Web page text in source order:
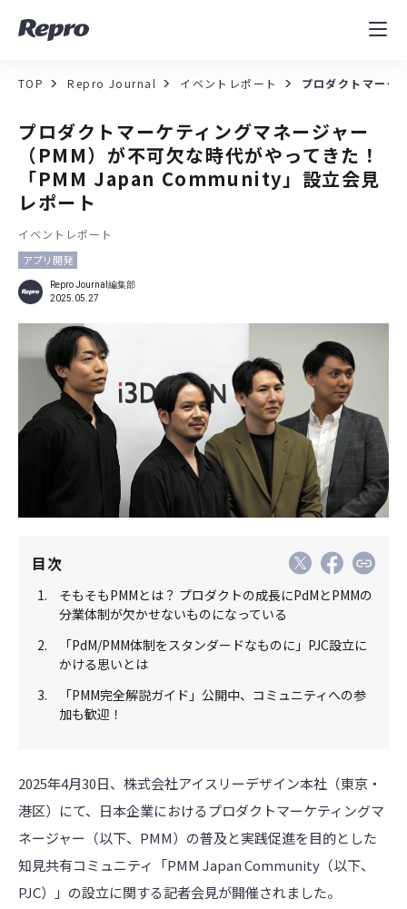
MAツール
コンサルティング
導入事例
セミナー／イベント
資料／コンテンツ
資料ダウンロード 料金・お問合せ
TOP Repro Journal イベントレポート プロダクトマー
プロダクトマーケティングマネージャー
（PMM）が不可欠な時代がやってきた！
「PMM Japan Community」設立会見
レポート
イベントレポート
アプリ開発
Repro Journal編集部
2025.05.27
目次
そもそもPMMとは？ プロダクトの成長にPdMとPMMの
分業体制が欠かせないものになっている
「PdM/PMM体制をスタンダードなものに」PJC設立に
かける思いとは
「PMM完全解説ガイド」公開中、コミュニティへの参
加も歓迎！
2025年4月30日、株式会社アイスリーデザイン本社（東京・
港区）にて、日本企業におけるプロダクトマーケティングマ
ネージャー（以下、 PMM）の普及と実践促進を目的とした
知見共有コミュニティ「PMM Japan Community （以下、
PJC）」の設立に関する記者会見が開催されました。